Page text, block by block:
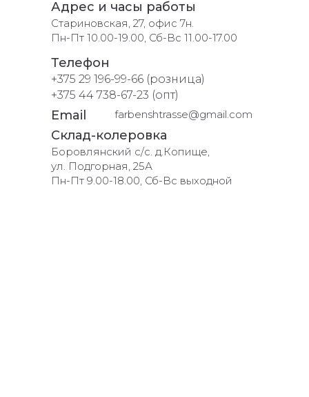
Адрес и часы работы
Стариновская, 27, офис 7н.
Пн-Пт 10.00-19.00, Сб-Вс 11.00-17.00
Телефон
Email farbenshtrasse@gmail.com
Склад-колеровка
Боровлянский с/с. д.Копище,
ул. Подгорная, 25А
Пн-Пт 9.00-18.00, Сб-Вс выходной
+375 29 196-99-66 (розница)
+375 44 738-67-23 (опт)